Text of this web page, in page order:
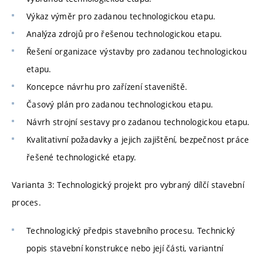
Výkaz výměr pro zadanou technologickou etapu.
Analýza zdrojů pro řešenou technologickou etapu.
Řešení organizace výstavby pro zadanou technologickou
etapu.
Koncepce návrhu pro zařízení staveniště.
Časový plán pro zadanou technologickou etapu.
Návrh strojní sestavy pro zadanou technologickou etapu.
Kvalitativní požadavky a jejich zajištění, bezpečnost práce
řešené technologické etapy.
Varianta 3: Technologický projekt pro vybraný dílčí stavební
proces.
Technologický předpis stavebního procesu. Technický
popis stavební konstrukce nebo její části, variantní